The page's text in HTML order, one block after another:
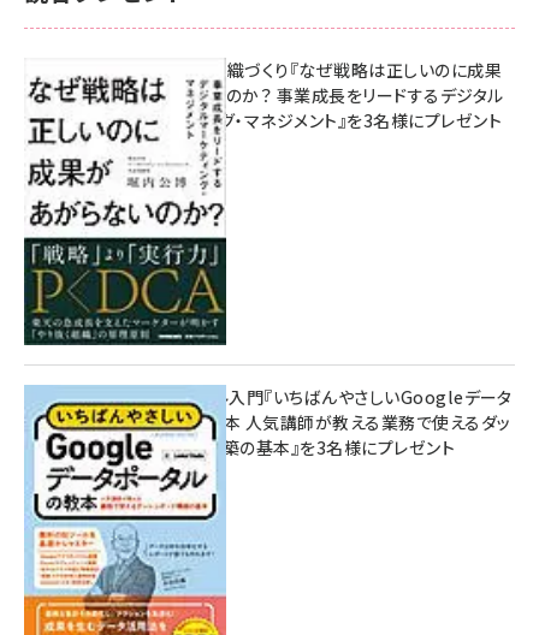
成果を生む組織づくり『なぜ戦略は正しいのに成果
があがらないのか？ 事業成長をリードするデジタル
マーケティング・マネジメント』を3名様にプレゼント
8月7日 10:00
無料BIツール入門『いちばんやさしいGoogleデータ
ポータルの教本 人気講師が教える業務で使えるダッ
シュボード構築の基本』を3名様にプレゼント
7月31日 10:00